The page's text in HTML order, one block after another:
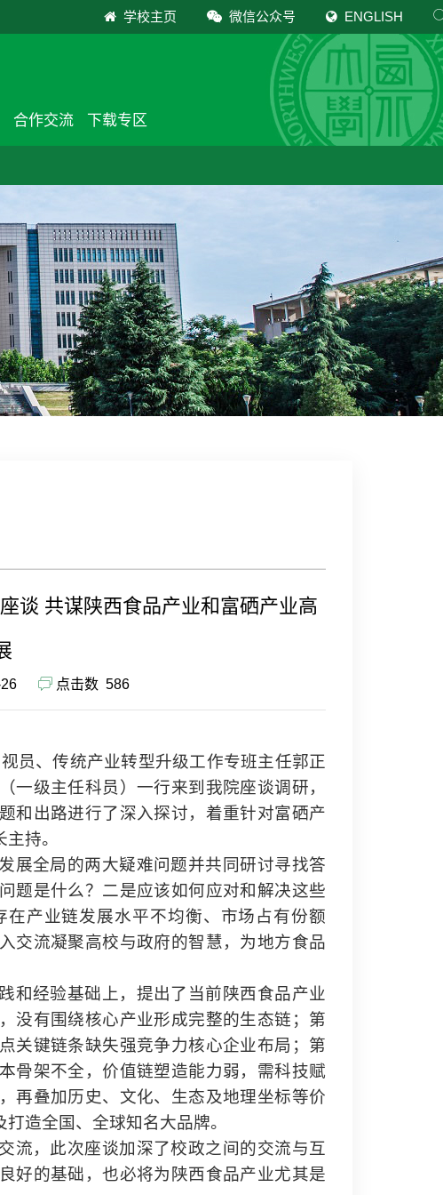
学校主页 微信公众号 ENGLISH
合作交流 下载专区
谈 共谋陕西食品产业和富硒产业高
点击数 586
员、传统产业转型升级工作专班主任郭正
一级主任科员）一行来到我院座谈调研，
和出路进行了深入探讨，着重针对富硒产
持。
展全局的两大疑难问题并共同研讨寻找答
题是什么？二是应该如何应对和解决这些
产业链发展水平不均衡、市场占有份额
交流凝聚高校与政府的智慧，为地方食品
和经验基础上，提出了当前陕西食品产业
没有围绕核心产业形成完整的生态链；第
关键链条缺失强竞争力核心企业布局；第
骨架不全，价值链塑造能力弱，需科技赋
再叠加历史、文化、生态及地理坐标等价
造全国、全球知名大品牌。
流，此次座谈加深了校政之间的交流与互
好的基础，也必将为陕西食品产业尤其是